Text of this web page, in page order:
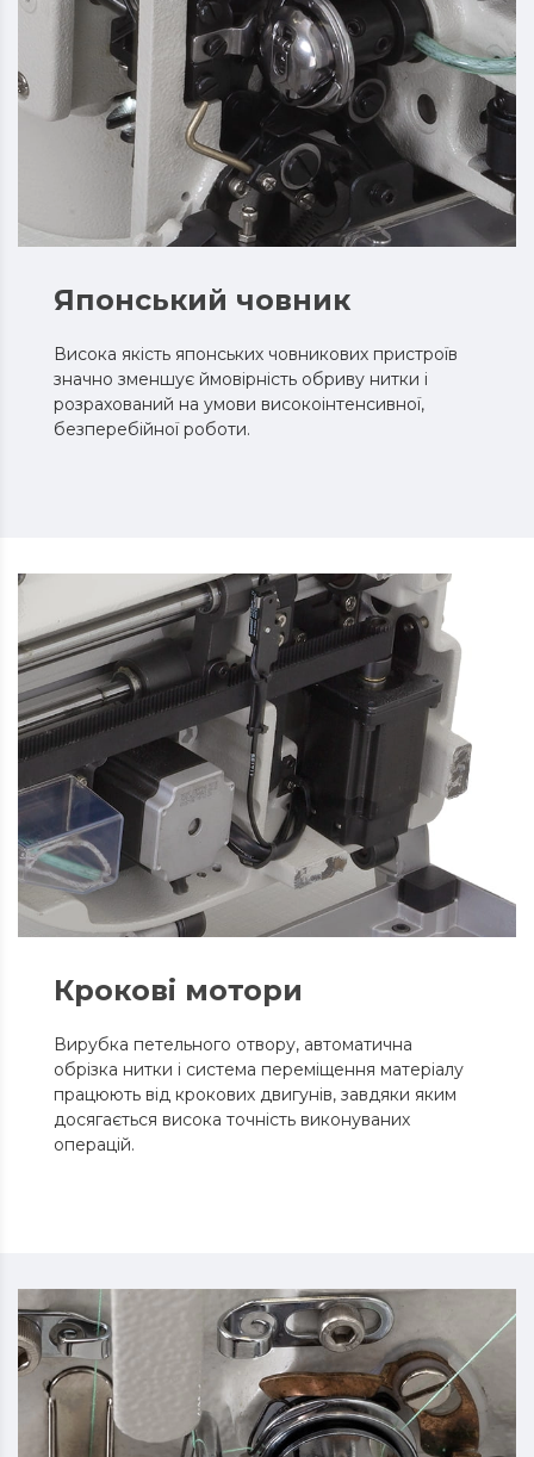
Японський човник
Висока якість японських човникових пристроїв
значно зменшує ймовірність обриву нитки і
розрахований на умови високоінтенсивної,
безперебійної роботи.
Крокові мотори
Вирубка петельного отвору, автоматична
обрізка нитки і система переміщення матеріалу
працюють від крокових двигунів, завдяки яким
досягається висока точність виконуваних
операцій.